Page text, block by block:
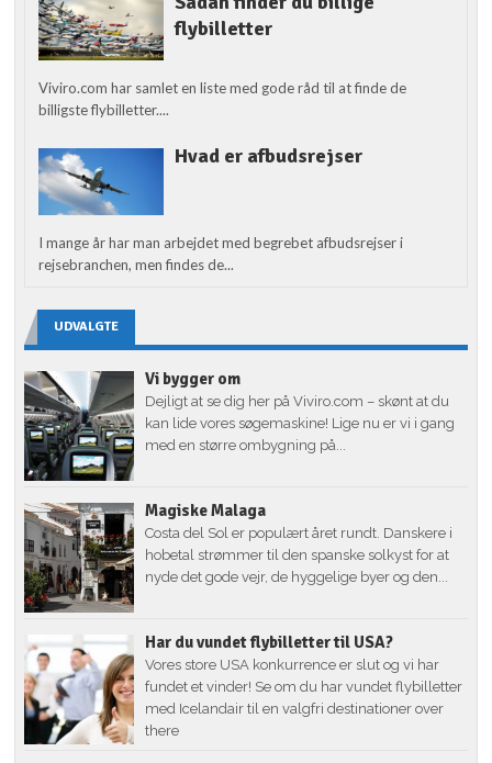
flybilletter
Viviro.com har samlet en liste med gode råd til at finde de
billigste flybilletter....
Hvad er afbudsrejser
I mange år har man arbejdet med begrebet afbudsrejser i
rejsebranchen, men findes de...
UDVALGTE
Vi bygger om
Dejligt at se dig her på Viviro.com – skønt at du
kan lide vores søgemaskine! Lige nu er vi i gang
med en større ombygning på...
Magiske Malaga
Costa del Sol er populært året rundt. Danskere i
hobetal strømmer til den spanske solkyst for at
nyde det gode vejr, de hyggelige byer og den...
Har du vundet flybilletter til USA?
Vores store USA konkurrence er slut og vi har
fundet et vinder! Se om du har vundet flybilletter
med Icelandair til en valgfri destinationer over
there